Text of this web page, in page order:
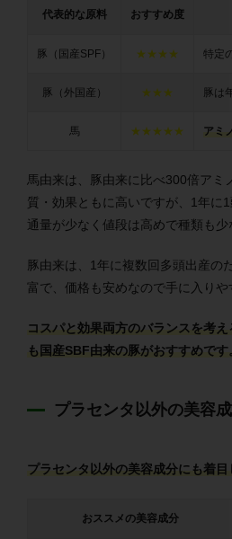
代表的な原料 おすすめ度
豚（国産SPF） ★★★★ 特定
豚（外国産） ★★★ 豚は
馬 ★★★★★ アミ
馬由来は、豚由来に比べ300倍アミ
質・効果ともに高いですが、1年に
通量が少なく値段は高めで種類も少
豚由来は、1年に複数回多頭出産の
富で、価格も安めなので手に入りや
コスパと効果両方のバランスを考
も国産SBF由来の豚がおすすめです
プラセンタ以外の美容
プラセンタ以外の美容成分にも着目
おススメの美容成分